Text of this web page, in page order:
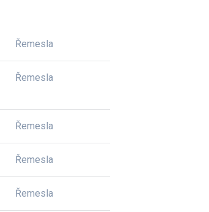
Řemesla
Řemesla
Řemesla
Řemesla
Řemesla